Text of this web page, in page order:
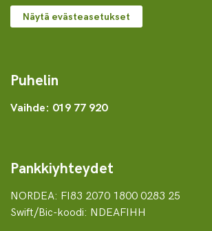
Näytä evästeasetukset
Puhelin
Vaihde: 019 77 920
Pankkiyhteydet
NORDEA: FI83 2070 1800 0283 25
Swift/Bic-koodi: NDEAFIHH